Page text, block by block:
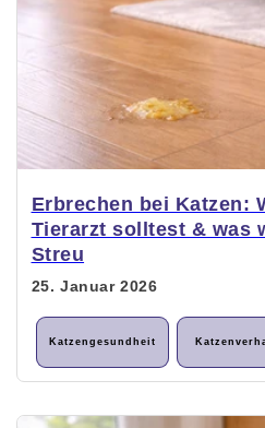
Erbrechen bei Katzen:
Tierarzt solltest & was
Streu
25. Januar 2026
Katzengesundheit